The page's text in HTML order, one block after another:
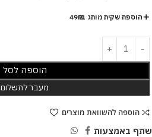
הוספת שקית מותג ב-49₪
הוספה לסל
מעבר לתשלום
הוספה להשוואת מוצרים
שתף באמצעות